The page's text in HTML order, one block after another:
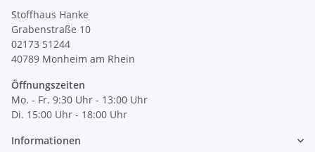
Stoffhaus Hanke
Grabenstraße 10
02173 51244
40789 Monheim am Rhein
Öffnungszeiten
Mo. - Fr. 9:30 Uhr - 13:00 Uhr
Di. 15:00 Uhr - 18:00 Uhr
Informationen